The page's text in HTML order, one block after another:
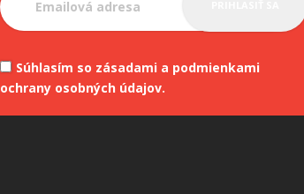
Súhlasím so zásadami a podmienkami
ochrany osobných údajov.